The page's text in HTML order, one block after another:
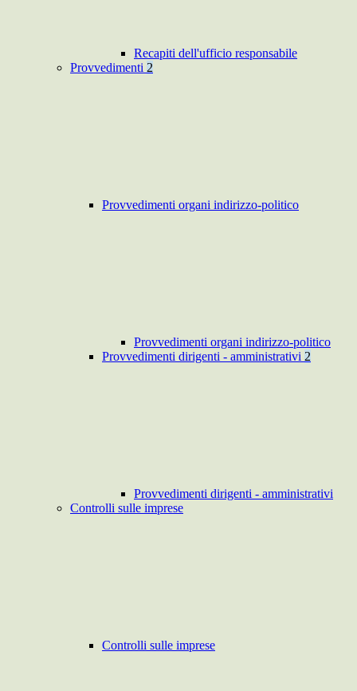
Recapiti dell'ufficio responsabile
Provvedimenti 2
Provvedimenti organi indirizzo-politico
Provvedimenti organi indirizzo-politico
Provvedimenti dirigenti - amministrativi 2
Provvedimenti dirigenti - amministrativi
Controlli sulle imprese
Controlli sulle imprese